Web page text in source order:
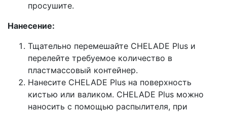
просушите.
Нанесение:
Тщательно перемешайте CHELADE Plus и
перелейте требуемое количество в
пластмассовый контейнер.
Нанесите CHELADE Plus на поверхность
кистью или валиком. CHELADE Plus можно
наносить с помощью распылителя, при